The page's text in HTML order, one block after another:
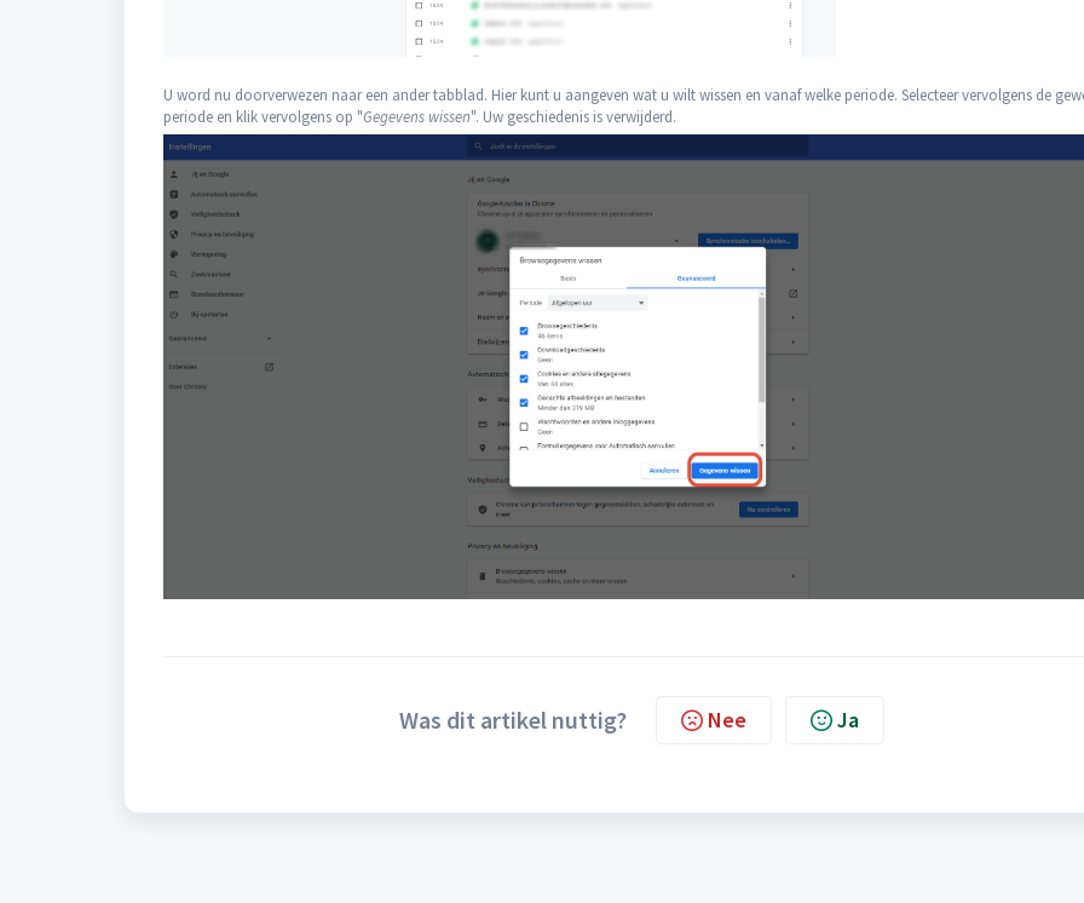
U word nu doorverwezen naar een ander tabblad. Hier kunt u aangeven wat u wilt wissen en vanaf welke periode. Selecteer vervolgens de
periode en klik vervolgens op "Gegevens wissen". Uw geschiedenis is verwijderd.
Was dit artikel nuttig? Nee Ja